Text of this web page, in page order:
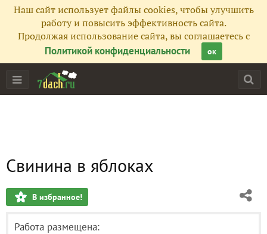
Наш сайт использует файлы cookies, чтобы улучшить
работу и повысить эффективность сайта.
Продолжая использование сайта, вы соглашаетесь с
Политикой конфиденциальности
ок
Свинина в яблоках
В избранное!
Работа размещена: